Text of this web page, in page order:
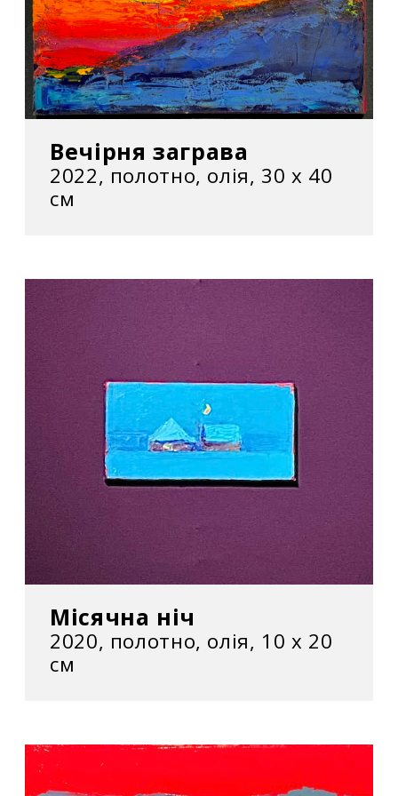
– відбулося 78 виставок
– роботи Криволапа були представлені на 23
аукціонах
Вечірня заграва
2022, полотно, олія, 30 х 40
см
Місячна ніч
2020, полотно, олія, 10 х 20
см